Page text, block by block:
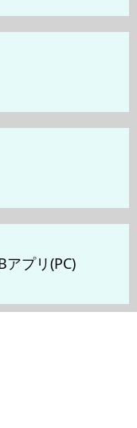
アプリ(PC)